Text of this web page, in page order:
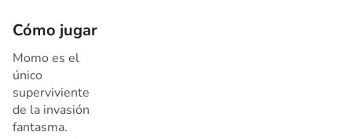
Cómo jugar
Momo es el
único
superviviente
de la invasión
fantasma.